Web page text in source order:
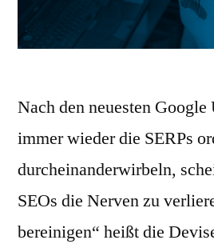
Nach den neuesten
immer wieder die SERPs
durcheinanderwirbeln,
SEOs die Nerven zu
bereinigen“ heißt die